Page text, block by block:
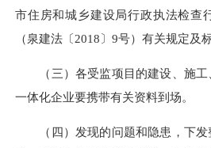
市住房和城乡建设局行政执法检查
（泉建法〔2018〕9号）有关规定及
（三）各受监项目的建设、施工
一体化企业要携带有关资料到场。
（四）发现的问题和隐患，下发